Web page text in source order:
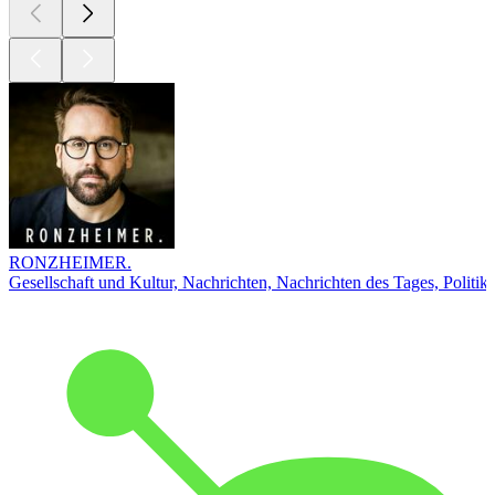
RONZHEIMER.
Gesellschaft und Kultur, Nachrichten, Nachrichten des Tages, Politik